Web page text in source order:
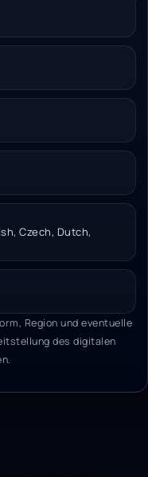
Czech, Dutch,
Region und eventuelle
des digitalen